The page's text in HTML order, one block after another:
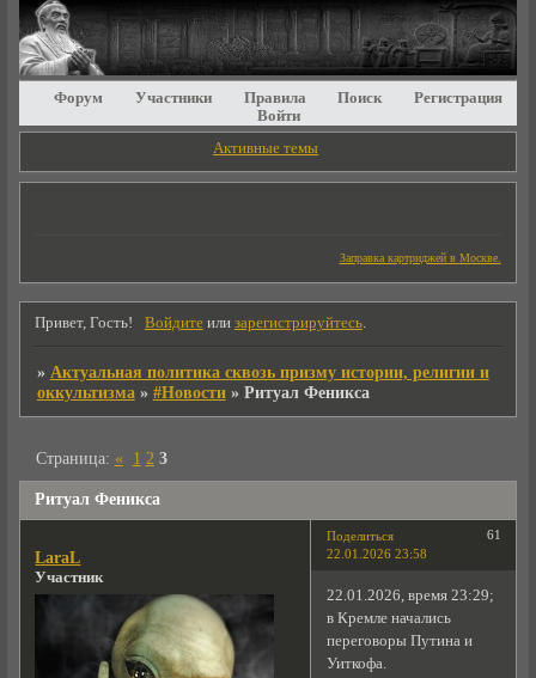
Форум Участники Правила Поиск
Регистрация
Войти
Активные темы
Заправка картриджей в Москве.
Привет, Гость! Войдитеили зарегистрируйтесь.
» Актуальная политика сквозь призму истории, религии и
оккультизма » #Новости » Ритуал Феникса
Ритуал Феникса
Страница: « 1 2 3
Поделиться
61
22.01.2026 23:58
LaraL
Участник
22.01.2026, время 23:29;
в Кремле начались
переговоры Путина и
Уиткофа.